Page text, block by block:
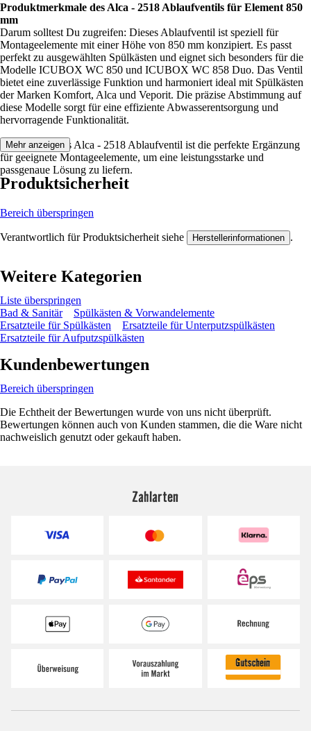
Produktmerkmale des Alca - 2518 Ablaufventils für Element 850
mm
Darum solltest Du zugreifen: Dieses Ablaufventil ist speziell für
Montageelemente mit einer Höhe von 850 mm konzipiert. Es passt
perfekt zu ausgewählten Spülkästen und eignet sich besonders für die
Modelle ICUBOX WC 850 und ICUBOX WC 858 Duo. Das Ventil
bietet eine zuverlässige Funktion und harmoniert ideal mit Spülkästen
der Marken Komfort, Alca und Veporit. Die präzise Abstimmung auf
diese Modelle sorgt für eine effiziente Abwasserentsorgung und
hervorragende Funktionalität.
Festgezurrt: Das Alca - 2518 Ablaufventil ist die perfekte Ergänzung
für geeignete Montageelemente, um eine leistungsstarke und
passgenaue Lösung zu liefern.
Mehr anzeigen
Produktsicherheit
Bereich überspringen
Verantwortlich für Produktsicherheit siehe Herstellerinformationen .
Weitere Kategorien
Liste überspringen
Bad & Sanitär
Spülkästen & Vorwandelemente
Ersatzteile für Spülkästen
Ersatzteile für Unterputzspülkästen
Ersatzteile für Aufputzspülkästen
Kundenbewertungen
Bereich überspringen
Die Echtheit der Bewertungen wurde von uns nicht überprüft.
Bewertungen können auch von Kunden stammen, die die Ware nicht
nachweislich genutzt oder gekauft haben.
Zahlarten